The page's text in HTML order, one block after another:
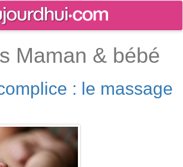
Maman & bébé
: le massage